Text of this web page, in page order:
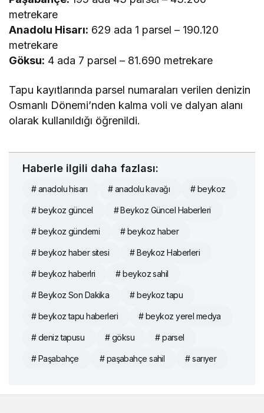
metrekare
Anadolu Hisarı: 629 ada 1 parsel – 190.120
metrekare
Göksu: 4 ada 7 parsel – 81.690 metrekare
Tapu kayıtlarında parsel numaraları verilen denizin
Osmanlı Dönemi’nden kalma voli ve dalyan alanı
olarak kullanıldığı öğrenildi.
Haberle ilgili daha fazlası:
# anadolu hisarı # anadolu kavağı # beykoz
# beykoz güncel # Beykoz Güncel Haberleri
# beykoz gündemi # beykoz haber
# beykoz haber sitesi # Beykoz Haberleri
# beykoz haberlri # beykoz sahil
# Beykoz Son Dakika # beykoz tapu
# beykoz tapu haberleri # beykoz yerel medya
# deniz tapusu # göksu # parsel
# Paşabahçe # paşabahçe sahil # sarıyer